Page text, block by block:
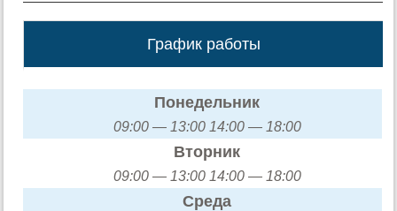
График работы
Понедельник
09:00 — 13:00 14:00 — 18:00
Вторник
09:00 — 13:00 14:00 — 18:00
Среда